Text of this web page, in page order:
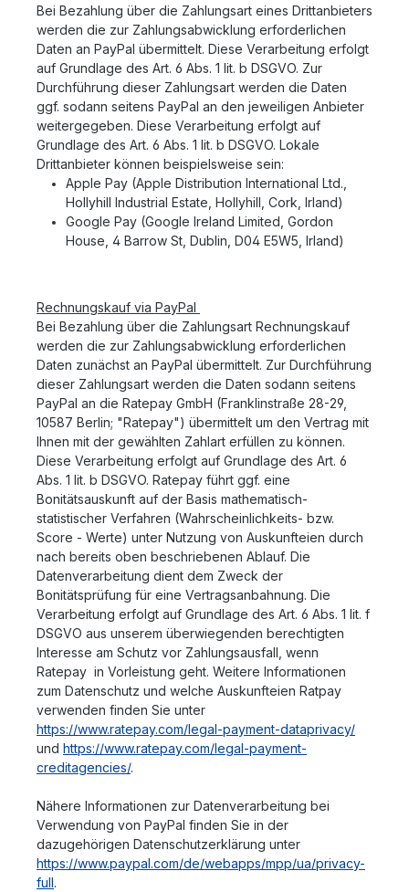
Bei Bezahlung über die Zahlungsart eines Drittanbieters
werden die zur Zahlungsabwicklung erforderlichen
Daten an PayPal übermittelt. Diese Verarbeitung erfolgt
auf Grundlage des Art. 6 Abs. 1 lit. b DSGVO. Zur
Durchführung dieser Zahlungsart werden die Daten
ggf. sodann seitens PayPal an den jeweiligen Anbieter
weitergegeben. Diese Verarbeitung erfolgt auf
Grundlage des Art. 6 Abs. 1 lit. b DSGVO. Lokale
Drittanbieter können beispielsweise sein:
Apple Pay (Apple Distribution International Ltd.,
Hollyhill Industrial Estate, Hollyhill, Cork, Irland)
Google Pay (Google Ireland Limited, Gordon
House, 4 Barrow St, Dublin, D04 E5W5, Irland)
Rechnungskauf via PayPal
Bei Bezahlung über die Zahlungsart Rechnungskauf
werden die zur Zahlungsabwicklung erforderlichen
Daten zunächst an PayPal übermittelt. Zur Durchführung
dieser Zahlungsart werden die Daten sodann seitens
PayPal an die Ratepay GmbH (Franklinstraße 28-29,
10587 Berlin; "Ratepay") übermittelt um den Vertrag mit
Ihnen mit der gewählten Zahlart erfüllen zu können.
Diese Verarbeitung erfolgt auf Grundlage des Art. 6
Abs. 1 lit. b DSGVO. Ratepay führt ggf. eine
Bonitätsauskunft auf der Basis mathematisch-
statistischer Verfahren (Wahrscheinlichkeits- bzw.
Score - Werte) unter Nutzung von Auskunfteien durch
nach bereits oben beschriebenen Ablauf. Die
Datenverarbeitung dient dem Zweck der
Bonitätsprüfung für eine Vertragsanbahnung. Die
Verarbeitung erfolgt auf Grundlage des Art. 6 Abs. 1 lit. f
DSGVO aus unserem überwiegenden berechtigten
Interesse am Schutz vor Zahlungsausfall, wenn
Ratepay in Vorleistung geht. Weitere Informationen
zum Datenschutz und welche Auskunfteien Ratpay
verwenden finden Sie unter
https://www.ratepay.com/legal-payment-dataprivacy/
und https://www.ratepay.com/legal-payment-
creditagencies/.
Nähere Informationen zur Datenverarbeitung bei
Verwendung von PayPal finden Sie in der
dazugehörigen Datenschutzerklärung unter
https://www.paypal.com/de/webapps/mpp/ua/privacy-
full.